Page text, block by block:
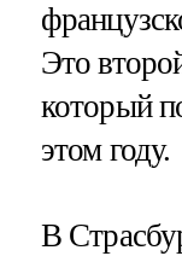
Это
который
этом году.
В